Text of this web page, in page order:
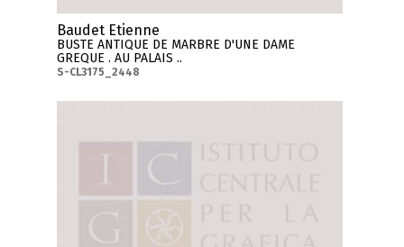
Baudet Etienne
BUSTE ANTIQUE DE MARBRE D'UNE DAME
GREQUE . AU PALAIS ..
S-CL3175_2448